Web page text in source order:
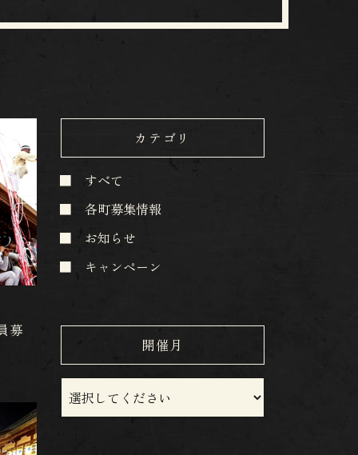
募
カテゴリ
すべて
各町募集情報
お知らせ
キャンペーン
開催月